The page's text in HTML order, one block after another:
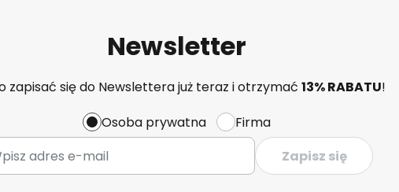
Newsletter
zapisać się do Newslettera już teraz i otrzymać 13% RABATU!
Osoba prywatna
Firma
Zapisz się